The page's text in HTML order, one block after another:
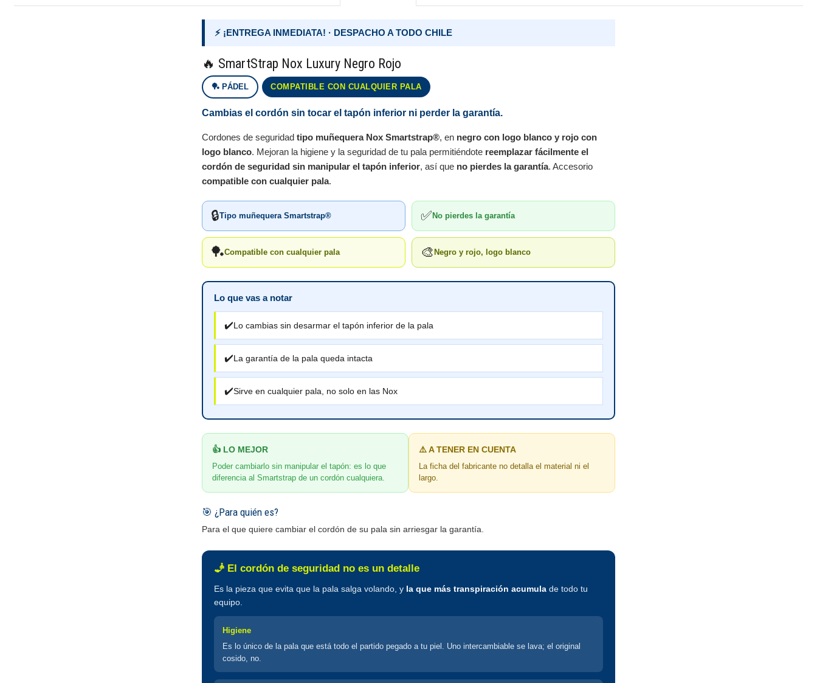
⚡ ¡ENTREGA INMEDIATA! · DESPACHO A TODO CHILE
🔥 SmartStrap Nox Luxury Negro Rojo
🏓 PÁDEL COMPATIBLE CON CUALQUIER PALA
Cambias el cordón sin tocar el tapón inferior ni perder la garantía.
Cordones de seguridad tipo muñequera Nox Smartstrap®, en negro con logo blanco y rojo con
logo blanco. Mejoran la higiene y la seguridad de tu pala permitiéndote reemplazar fácilmente el
cordón de seguridad sin manipular el tapón inferior, así que no pierdes la garantía. Accesorio
compatible con cualquier pala.
🔒Tipo muñequera Smartstrap® ✅ No pierdes la garantía
🏓Compatible con cualquier pala 🎨 Negro y rojo, logo blanco
Lo que vas a notar
✔️Lo cambias sin desarmar el tapón inferior de la pala
✔️La garantía de la pala queda intacta
✔️Sirve en cualquier pala, no solo en las Nox
👍 LO MEJOR
Poder cambiarlo sin manipular el tapón: es lo que
diferencia al Smartstrap de un cordón cualquiera.
⚠️ A TENER EN CUENTA
La ficha del fabricante no detalla el material ni el
largo.
🎯 ¿Para quién es?
Para el que quiere cambiar el cordón de su pala sin arriesgar la garantía.
🧞 El cordón de seguridad no es un detalle
Es la pieza que evita que la pala salga volando, y la que más transpiración acumula de todo tu
equipo.
Higiene
Es lo único de la pala que está todo el partido pegado a tu piel. Uno intercambiable se lava; el original
cosido, no.